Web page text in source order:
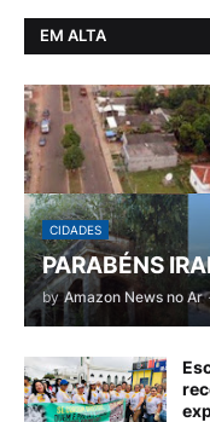
EM ALTA
CIDADES
PARABÉNS
by Amazon News no Ar